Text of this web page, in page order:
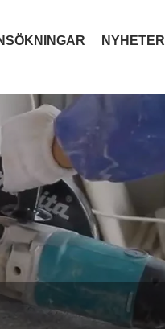
NYHETER